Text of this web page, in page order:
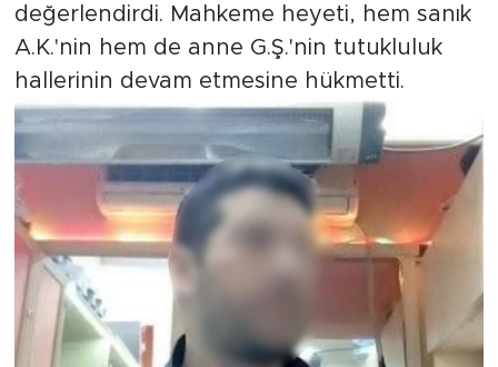
değerlendirdi. Mahkeme heyeti, hem sanık
A.K.'nin hem de anne G.Ş.'nin tutukluluk
hallerinin devam etmesine hükmetti.